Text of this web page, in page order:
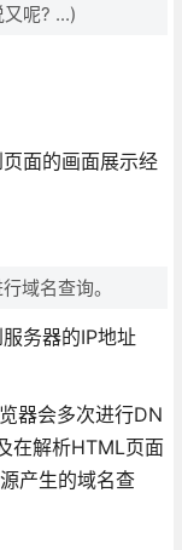
呢? ...)
面的画面展示经
域名查询。
务器的IP地址
器会多次进行DN
在解析HTML页面
产生的域名查